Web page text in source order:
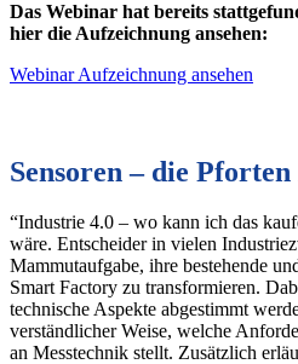
Das Webinar hat bereits
hier die Aufzeichnung ansehen:
Webinar Aufzeichnung ansehen
Sensoren – die
“Industrie 4.0 – wo kann ich das
wäre. Entscheider in vielen
Mammutaufgabe, ihre bestehende
Smart Factory zu transformieren.
technische Aspekte abgestimmt
verständlicher Weise, welche
an Messtechnik stellt. Zusätzlich